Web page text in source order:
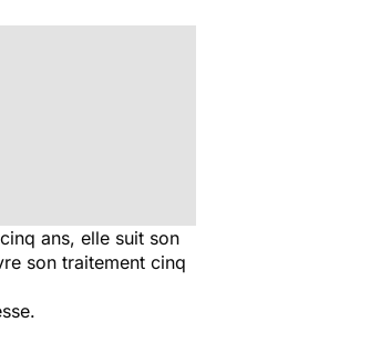
ans, elle suit son
son traitement cinq